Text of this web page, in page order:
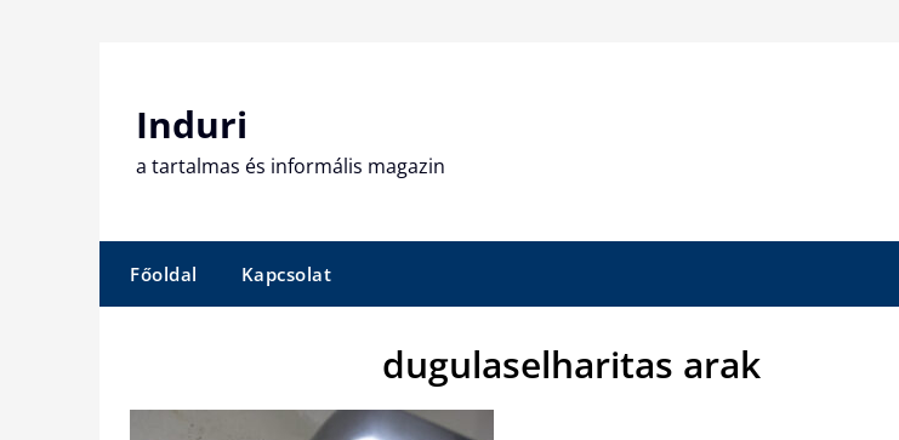
Induri
a tartalmas és informális magazin
Főoldal Kapcsolat
dugulaselharitas arak